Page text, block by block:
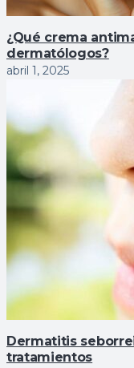
¿Qué crema
dermatólogos?
abril 1, 2025
Dermatitis
tratamientos